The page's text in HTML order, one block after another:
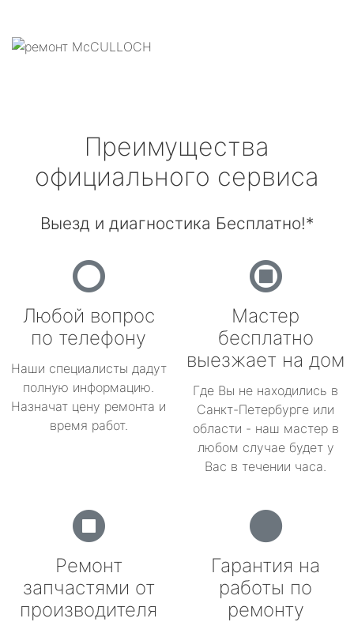
Преимущества
официального сервиса
Выезд и диагностика Бесплатно!*
Любой вопрос
по телефону
Наши специалисты дадут
полную информацию.
Назначат цену ремонта и
время работ.
Мастер
бесплатно
выезжает на дом
Где Вы не находились в
Санкт-Петербурге или
области - наш мастер в
любом случае будет у
Вас в течении часа.
Ремонт
запчастями от
производителя
Гарантия на
работы по
ремонту